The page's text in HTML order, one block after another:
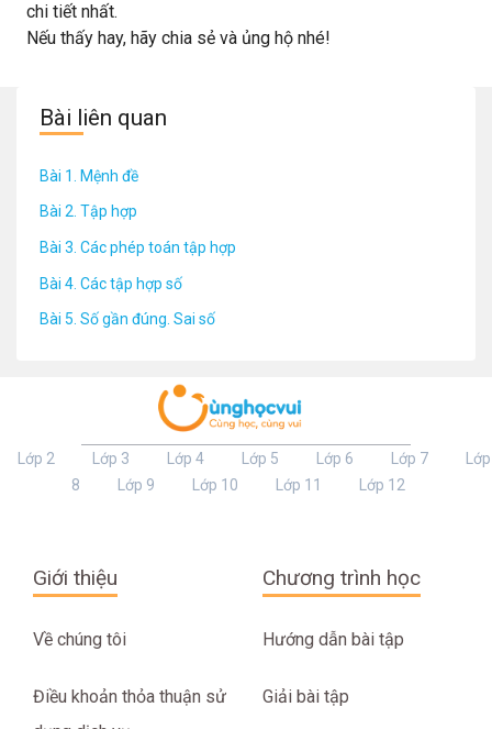
chi tiết nhất.
Nếu thấy hay, hãy chia sẻ và ủng hộ nhé!
Bài liên quan
Bài 1. Mệnh đề
Bài 2. Tập hợp
Bài 3. Các phép toán tập hợp
Bài 4. Các tập hợp số
Bài 5. Số gần đúng. Sai số
Lớp 2 Lớp 3 Lớp 4 Lớp 5 Lớp 6 Lớp 7
Lớp
8
Lớp 9 Lớp 10 Lớp 11 Lớp 12
Giới thiệu
Về chúng tôi
Điều khoản thỏa thuận sử
Chương trình học
Hướng dẫn bài tập
Giải bài tập